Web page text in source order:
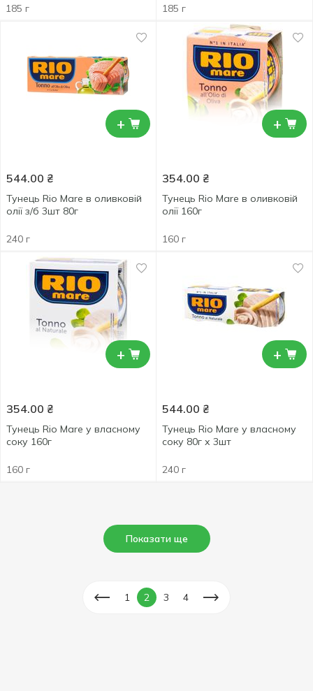
185 г
185 г
+
544.00 ₴
Тунець Rio Mare в оливковій
олії з/б 3шт 80г
240 г
+
354.00 ₴
Тунець Rio Mare в оливковій
олії 160г
160 г
+
354.00 ₴
Тунець Rio Mare у власному
соку 160г
160 г
+
544.00 ₴
Тунець Rio Mare у власному
соку 80г х 3шт
240 г
Показати ще
1 2 3 4